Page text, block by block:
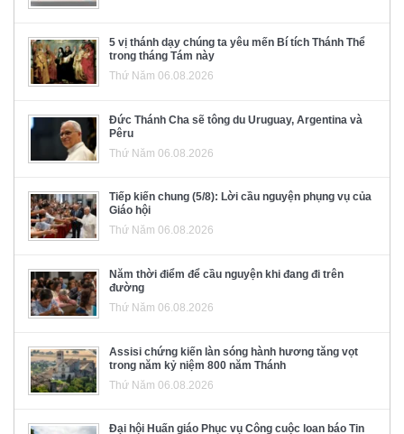
5 vị thánh dạy chúng ta yêu mến Bí tích Thánh Thể
trong tháng Tám này
Thứ Năm 06.08.2026
Đức Thánh Cha sẽ tông du Uruguay, Argentina và
Pêru
Thứ Năm 06.08.2026
Tiếp kiến chung (5/8): Lời cầu nguyện phụng vụ của
Giáo hội
Thứ Năm 06.08.2026
Năm thời điểm để cầu nguyện khi đang đi trên
đường
Thứ Năm 06.08.2026
Assisi chứng kiến làn sóng hành hương tăng vọt
trong năm kỷ niệm 800 năm Thánh
Thứ Năm 06.08.2026
Đại hội Huấn giáo Phục vụ Công cuộc loan báo Tin